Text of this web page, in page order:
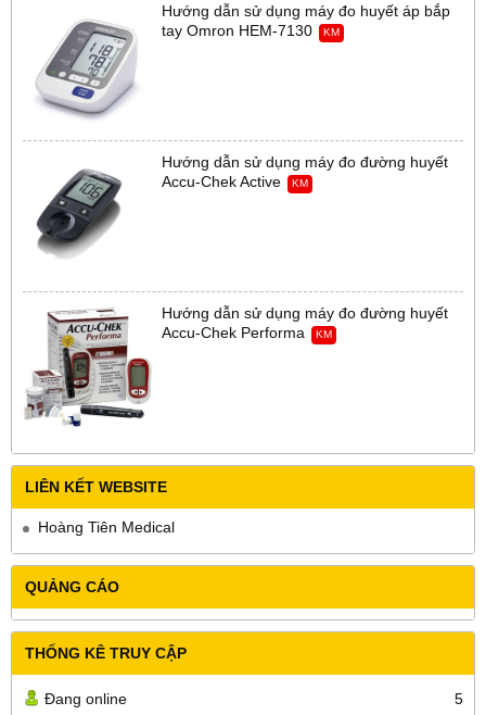
Hướng dẫn sử dụng máy đo huyết áp bắp
tay Omron HEM-7130
KM
Hướng dẫn sử dụng máy đo đường huyết
Accu-Chek Active
KM
Hướng dẫn sử dụng máy đo đường huyết
Accu-Chek Performa
KM
LIÊN KẾT WEBSITE
Hoàng Tiên Medical
QUẢNG CÁO
THỐNG KÊ TRUY CẬP
Đang online
5